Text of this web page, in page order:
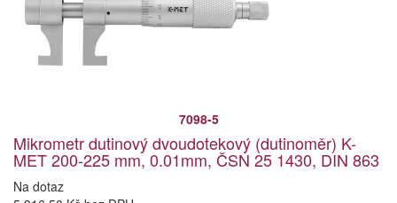
7098-5
Mikrometr dutinový dvoudotekový (dutinoměr) K-
MET 200-225 mm, 0.01mm, ČSN 25 1430, DIN 863
Na dotaz